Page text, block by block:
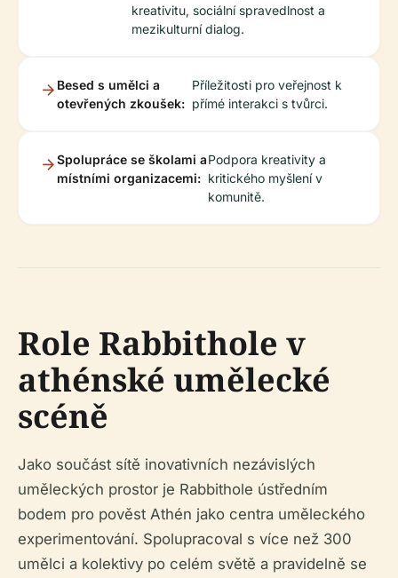
kreativitu, sociální spravedlnost a
mezikulturní dialog.
Besed s umělci a
otevřených zkoušek:
Příležitosti pro veřejnost k
přímé interakci s tvůrci.
Spolupráce se školami a
místními organizacemi:
Podpora kreativity a
kritického myšlení v
komunitě.
Role Rabbithole v
athénské umělecké
scéně
Jako součást sítě inovativních nezávislých
uměleckých prostor je Rabbithole ústředním
bodem pro pověst Athén jako centra uměleckého
experimentování. Spolupracoval s více než 300
umělci a kolektivy po celém světě a pravidelně se